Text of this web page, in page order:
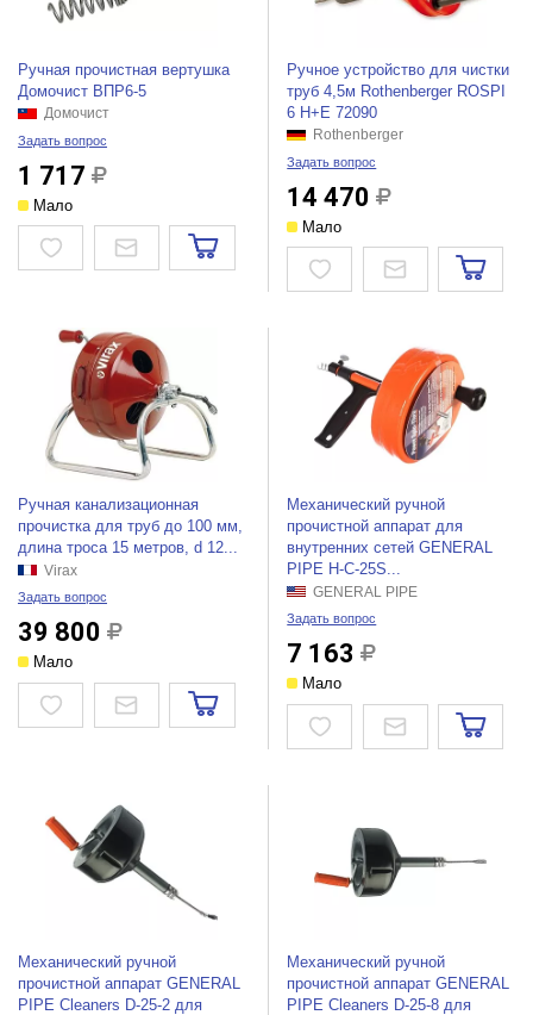
Ручная прочистная вертушка
Домочист ВПР6-5
Домочист
Задать вопрос
1 717
Мало
Ручное устройство для чистки
труб 4,5м Rothenberger ROSPI
6 H+E 72090
Rothenberger
Задать вопрос
14 470
Мало
Ручная канализационная
прочистка для труб до 100 мм,
длина троса 15 метров, d 12...
Virax
Задать вопрос
39 800
Мало
Механический ручной
прочистной аппарат для
внутренних сетей GENERAL
PIPE H-C-25S...
GENERAL PIPE
Задать вопрос
7 163
Мало
Механический ручной
прочистной аппарат GENERAL
PIPE Cleaners D-25-2 для
Механический ручной
прочистной аппарат GENERAL
PIPE Cleaners D-25-8 для